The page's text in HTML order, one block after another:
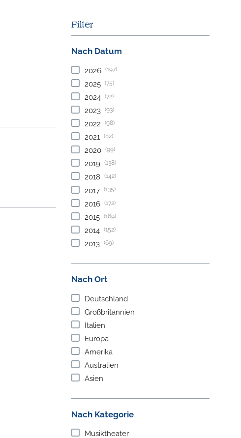
Filter
Nach Datum
2026 (197)
2025 (75)
2024 (72)
2023 (93)
2022 (98)
2021 (82)
2020 (99)
2019 (138)
2018 (142)
2017 (135)
2016 (172)
2015 (169)
2014 (152)
2013 (69)
Nach Ort
Deutschland
Großbritannien
Italien
Europa
Amerika
Australien
Asien
Nach Kategorie
Musiktheater